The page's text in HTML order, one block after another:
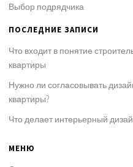
Выбор подрядчика
ПОСЛЕДНИЕ ЗАПИСИ
Что входит в понятие
квартиры
Нужно ли согласовывать
квартиры?
Что делает интерьерный
МЕНЮ